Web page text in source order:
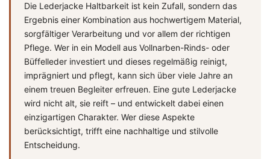
Die Lederjacke Haltbarkeit ist kein Zufall, sondern das
Ergebnis einer Kombination aus hochwertigem Material,
sorgfältiger Verarbeitung und vor allem der richtigen
Pflege. Wer in ein Modell aus Vollnarben-Rinds- oder
Büffelleder investiert und dieses regelmäßig reinigt,
imprägniert und pflegt, kann sich über viele Jahre an
einem treuen Begleiter erfreuen. Eine gute Lederjacke
wird nicht alt, sie reift – und entwickelt dabei einen
einzigartigen Charakter. Wer diese Aspekte
berücksichtigt, trifft eine nachhaltige und stilvolle
Entscheidung.